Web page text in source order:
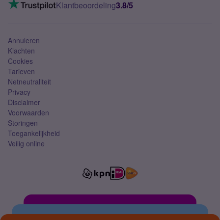
Mobiel abonnement
Klantbeoordeling3.8/5
Annuleren
Klachten
Cookies
Tarieven
Netneutraliteit
Privacy
Disclaimer
Voorwaarden
Storingen
Toegankelijkheid
Veilig online